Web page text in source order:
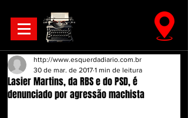
Lasier Martins, da RBS e do PSD, é
denunciado por agressão machista
http://www.esquerdadiario.com.br
30 de mar. de 2017 1 min de leitura